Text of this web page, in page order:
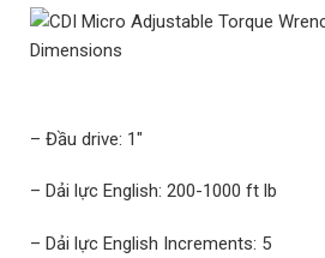
– Đầu drive: 1″
– Dải lực English: 200-1000 ft lb
– Dải lực English Increments: 5